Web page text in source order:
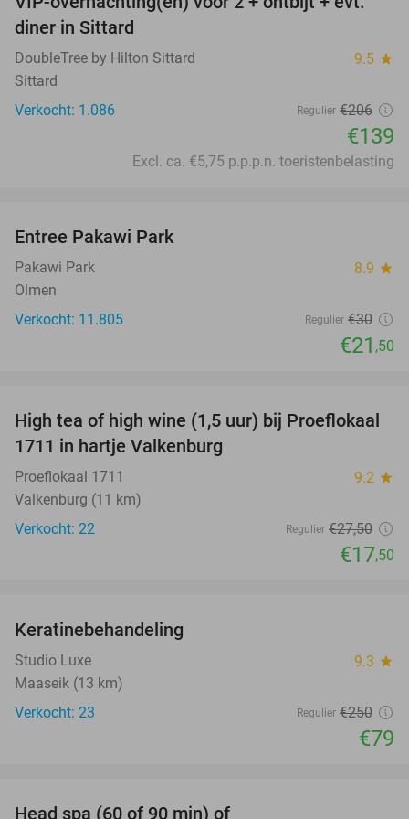
33%
diner in Sittard
DoubleTree by Hilton Sittard 9.5 star
Sittard
Verkocht: 1.086
Regulier €206
€139
Excl. ca. €5,75 p.p.p.n. toeristenbelasting
Entree Pakawi Park
Pakawi Park 8.9 star
Olmen
Verkocht: 11.805
Regulier €30
€21 ,50
36%
High tea of high wine (1,5 uur) bij Proeflokaal
1711 in hartje Valkenburg
Proeflokaal 1711 9.2 star
Valkenburg (11 km)
Verkocht: 22
Regulier €27,50
€17,50
Keratinebehandeling
Studio Luxe 9.3 star
Maaseik (13 km)
Verkocht: 23
Regulier €250
€79
Head spa (60 of 90 min) of